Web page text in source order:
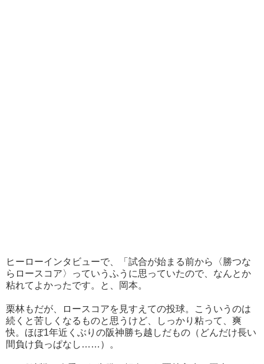
ヒーローインタビューで、「試合が始まる前から〈勝つな
らロースコア〉っていうふうに思っていたので、なんとか
粘れてよかったです。と、岡本。
栗林もだが、ロースコアを見すえての投球。こういうのは
続くと苦しくなるものと思うけど、しっかり粘って、爽
快。ほぼ1年近くぶりの阪神勝ち越しだもの（どんだけ長い
間負け負っぱなし……）。